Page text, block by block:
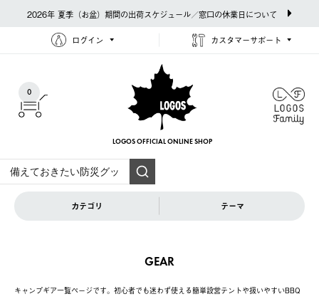
2026年 夏季（お盆）期間の出荷スケジュール／窓口の休業日について
ログイン カスタマーサポート
0
LOGOS OFFICIAL ONLINE SHOP
カテゴリ テーマ
GEAR
キャンプギア一覧ページです。初心者でも迷わず使える簡単設営テントや扱いやすいBBQ